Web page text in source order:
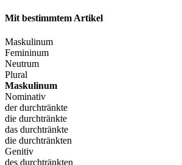
Mit bestimmtem Artikel
Maskulinum
Femininum
Neutrum
Plural
Maskulinum
Nominativ
der durchtränkte
die durchtränkte
das durchtränkte
die durchtränkten
Genitiv
des durchtränkten